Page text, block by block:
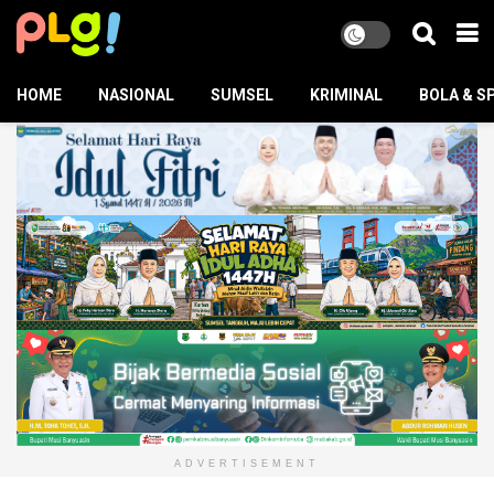
HOME NASIONAL SUMSEL KRIMINAL BOLA &
ADVERTISEMENT